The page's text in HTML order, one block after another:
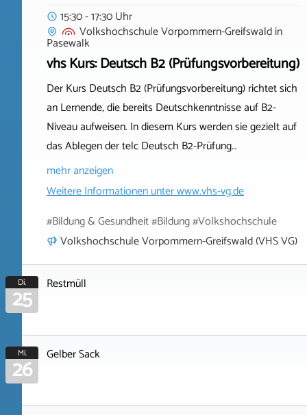
15:30 - 17:30 Uhr
Volkshochschule Vorpommern-Greifswaldin
Pasewalk
vhs Kurs: Deutsch B2 (Prüfungsvorbereitung)
Der Kurs Deutsch B2 (Prüfungsvorbereitung) richtet sich
an Lernende, die bereits Deutschkenntnisse auf B2-
Niveau aufweisen. In diesem Kurs werden sie gezielt auf
das Ablegen der telc Deutsch B2-Prüfung…
mehr anzeigen
Weitere Informationen unterwww.vhs-vg.de
#Bildung & Gesundheit #Bildung #Volkshochschule
Volkshochschule Vorpommern-Greifswald (VHS VG)
Di.
25 Restmüll
Mi.
26 Gelber Sack